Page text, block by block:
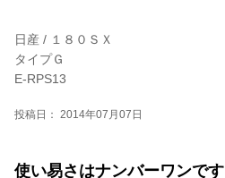
日産 / １８０ＳＸ
タイプＧ
E-RPS13
投稿日： 2014年07月07日
使い易さはナンバーワンです